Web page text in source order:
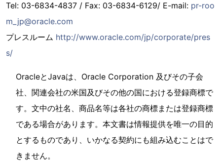
Tel: 03-6834-4837 / Fax: 03-6834-6129/ E-mail: pr-roo
m_jp@oracle.com
プレスルーム http://www.oracle.com/jp/corporate/pres
s/
OracleとJavaは、Oracle Corporation 及びその子会
社、関連会社の米国及びその他の国における登録商標で
す。文中の社名、商品名等は各社の商標または登録商標
である場合があります。本文書は情報提供を唯一の目的
とするものであり、いかなる契約にも組み込むことはで
きません。